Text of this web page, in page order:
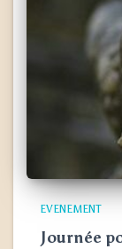
EVENEMENT
Journée